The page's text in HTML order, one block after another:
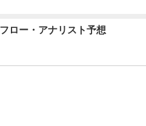
ロー・アナリスト予想